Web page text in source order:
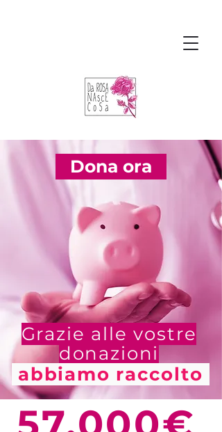
Dona ora
Grazie alle vostre
donazioni
abbiamo raccolto